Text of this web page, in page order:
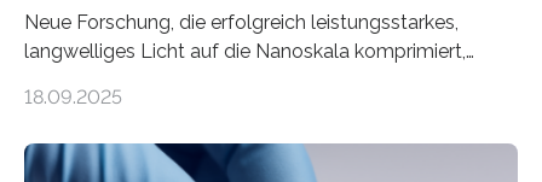
Neue Forschung, die erfolgreich leistungsstarkes,
langwelliges Licht auf die Nanoskala komprimiert,
optoelektronischen Geräten ermöglichen, geleitet von
Forschung, die erfolgreich leistungsstarkes,
18.09.2025